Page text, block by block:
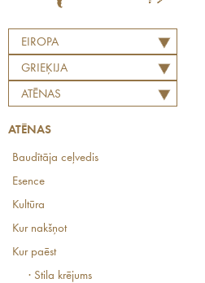
EIROPA
GRIEĶIJA
ATĒNAS
ATĒNAS
Baudītāja ceļvedis
Esence
Kultūra
Kur nakšņot
Kur paēst
· Stila krējums